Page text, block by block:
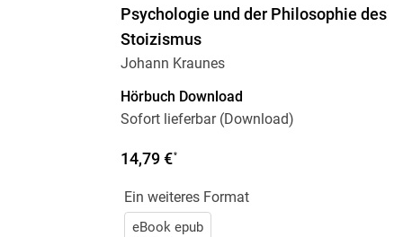
Psychologie und der Philosophie des
Stoizismus
Johann Kraunes
Hörbuch Download
Sofort lieferbar (Download)
14,79 €*
Ein weiteres Format
eBook epub